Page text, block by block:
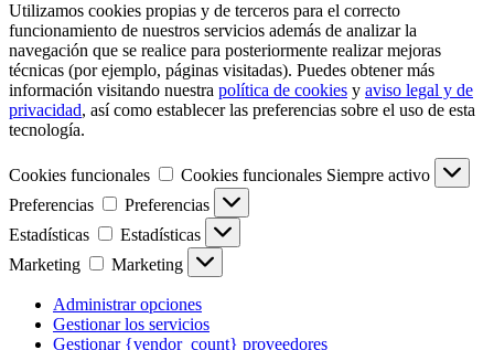
Utilizamos cookies propias y de terceros para el correcto
funcionamiento de nuestros servicios además de analizar la
navegación que se realice para posteriormente realizar mejoras
técnicas (por ejemplo, páginas visitadas). Puedes obtener más
información visitando nuestra política de cookies y aviso legal y de
privacidad, así como establecer las preferencias sobre el uso de esta
tecnología.
Cookies funcionales Cookies funcionales Siempre activo
Preferencias
Preferencias
Estadísticas
Estadísticas
Marketing
Marketing
Administrar opciones
Gestionar los servicios
Gestionar {vendor_count} proveedores